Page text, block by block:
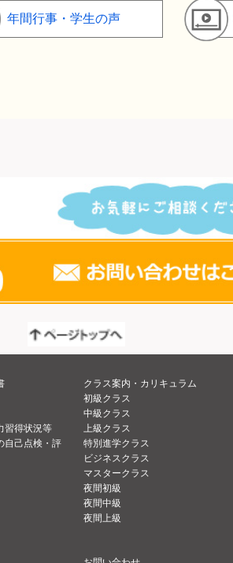
年間行事・学生の声
習得状況等
自己点検・評
クラス案内・カリキュラム
初級クラス
中級クラス
上級クラス
特別進学クラス
ビジネスクラス
マスタークラス
夜間初級
夜間中級
夜間上級